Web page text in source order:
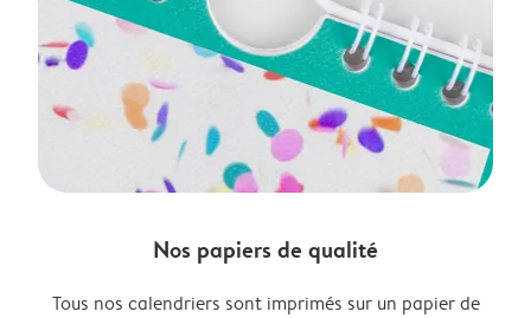
Nos papiers de qualité
Tous nos calendriers sont imprimés sur un papier de